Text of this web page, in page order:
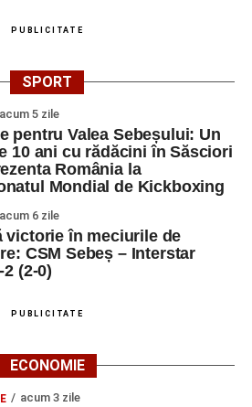
PUBLICITATE
SPORT
acum 5 zile
pentru Valea Sebeșului: Un
10 ani cu rădăcini în Săsciori
România la
Mondial de Kickboxing
acum 6 zile
victorie în meciurile de
CSM Sebeș – Interstar
(2-0)
PUBLICITATE
ECONOMIE
acum 3 zile